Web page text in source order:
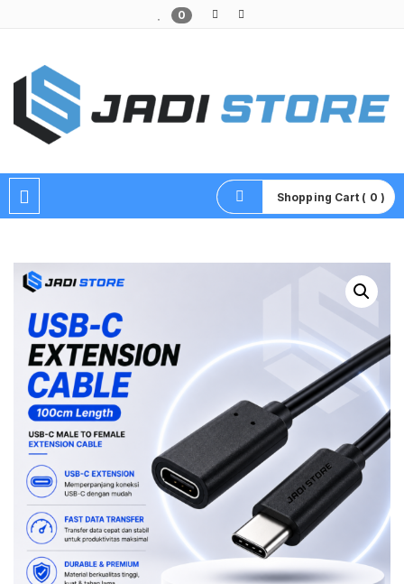
0
Shopping Cart ( 0 )